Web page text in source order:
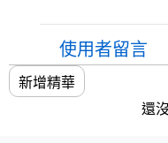
使用者留言
新增精華
還